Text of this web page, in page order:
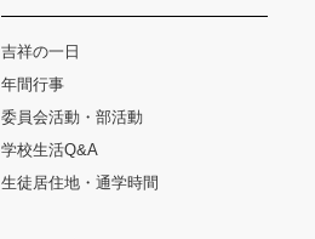
吉祥の一日
年間行事
委員会活動・部活動
学校生活Q&A
生徒居住地・通学時間